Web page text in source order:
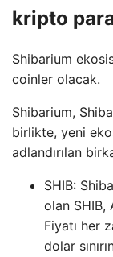
kripto
Shibarium
coinler olacak.
Shibarium,
birlikte, yeni
adlandırılan
SHIB:
olan SHIB,
Fiyatı her
dolar